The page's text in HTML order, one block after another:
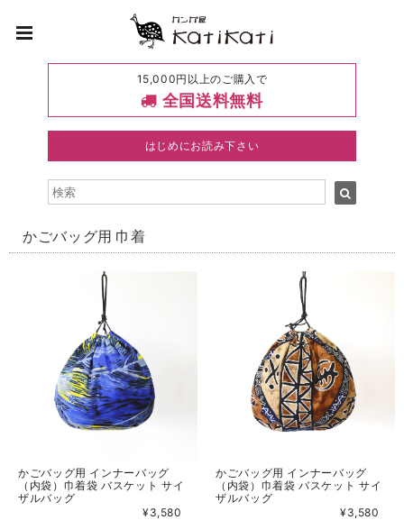
15,000円以上のご購入で
全国送料無料
はじめにお読み下さい
かごバッグ用 巾着
かごバッグ用 インナーバッグ
（内袋）巾着袋 バスケット サイ
ザルバッグ
¥3,580
かごバッグ用 インナーバッグ
（内袋）巾着袋 バスケット サイ
ザルバッグ
¥3,580